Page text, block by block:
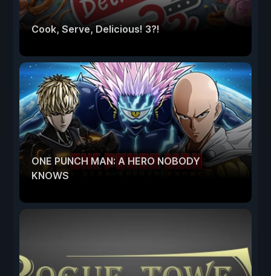
Cook, Serve, Delicious! 3?!
ONE PUNCH MAN: A HERO NOBODY
KNOWS